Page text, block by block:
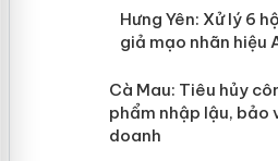
Hưng Yên: Xử
hàng giả mạo